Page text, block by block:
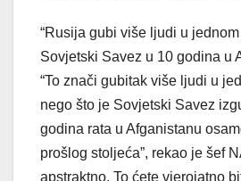
“Rusija gubi više ljudi u
Sovjetski Savez u 10 godina u
“To znači gubitak više ljudi u
nego što je Sovjetski Savez
godina rata u Afganistanu
prošlog stoljeća”, rekao je šef
apstraktno. To ćete vjerojatno